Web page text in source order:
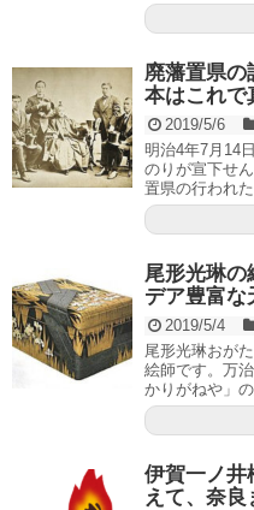
廃藩置県の
本はこれで
2019/5/6
明治4年7月14
のりが宣下せ
置県の行われ
尾形光琳の
デア豊富な
2019/5/4
尾形光琳おが
絵師です。万
かりがねや」
伊賀一ノ井
えて、奈良